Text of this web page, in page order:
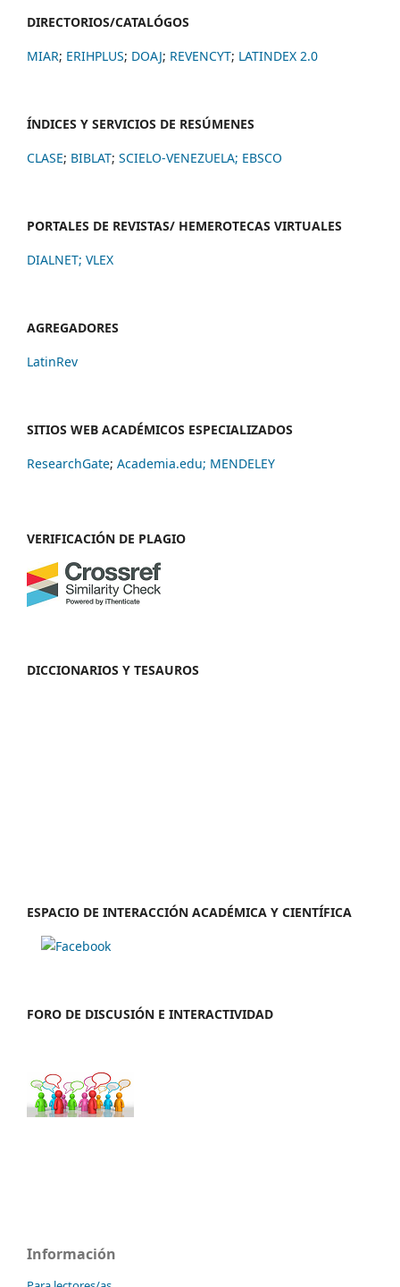
DIRECTORIOS/CATALÓGOS
MIAR; ERIHPLUS; DOAJ; REVENCYT; LATINDEX 2.0
ÍNDICES Y SERVICIOS DE RESÚMENES
CLASE; BIBLAT; SCIELO-VENEZUELA; EBSCO
PORTALES DE REVISTAS/ HEMEROTECAS VIRTUALES
DIALNET; VLEX
AGREGADORES
LatinRev
SITIOS WEB ACADÉMICOS ESPECIALIZADOS
ResearchGate; Academia.edu; MENDELEY
VERIFICACIÓN DE PLAGIO
DICCIONARIOS Y TESAUROS
ESPACIO DE INTERACCIÓN ACADÉMICA Y CIENTÍFICA
FORO DE DISCUSIÓN E INTERACTIVIDAD
Información